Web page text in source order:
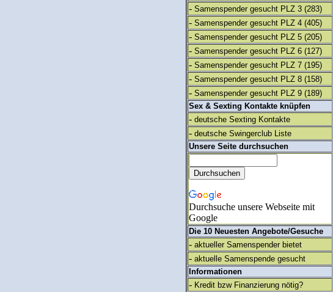
- Samenspender gesucht PLZ 3 (283)
- Samenspender gesucht PLZ 4 (405)
- Samenspender gesucht PLZ 5 (205)
- Samenspender gesucht PLZ 6 (127)
- Samenspender gesucht PLZ 7 (195)
- Samenspender gesucht PLZ 8 (158)
- Samenspender gesucht PLZ 9 (189)
Sex & Sexting Kontakte knüpfen
- deutsche Sexting Kontakte
- deutsche Swingerclub Liste
Unsere Seite durchsuchen
Durchsuche unsere Webseite mit
Google
Die 10 Neuesten Angebote/Gesuche
- aktueller Samenspender bietet
- aktuelle Samenspende gesucht
Informationen
- Kredit bzw Finanzierung nötig?